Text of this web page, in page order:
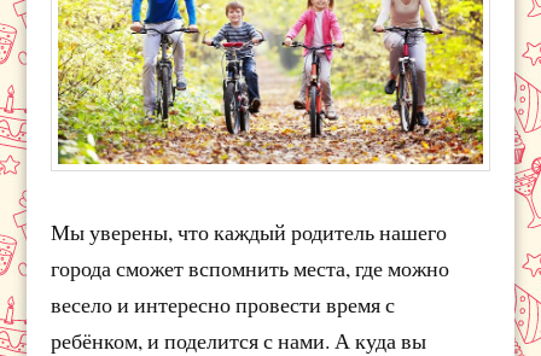
Мы уверены, что каждый родитель нашего
города сможет вспомнить места, где можно
весело и интересно провести время с
ребёнком, и поделится с нами. А куда вы